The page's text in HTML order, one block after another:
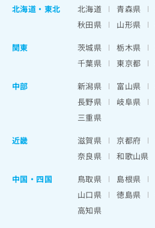
北海道 ・ 東北 北海道 青森県
秋田県
山形県
関東
茨城県 栃木県
千葉県
東京都
中部
新潟県 富山県
長野県
岐阜県
三重県
近畿
滋賀県 京都府
奈良県
和歌山県
中国・四国
鳥取県 島根県
山口県
徳島県
高知県